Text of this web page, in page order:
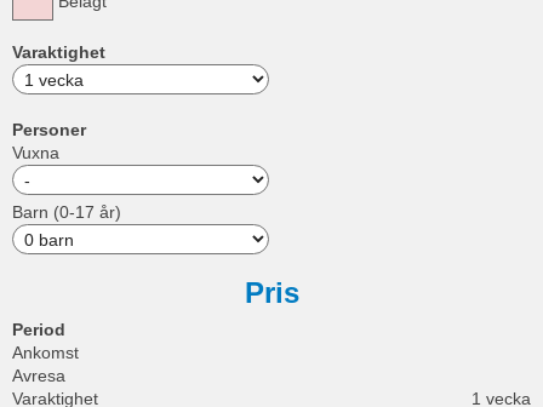
Varaktighet
Personer
Vuxna
Barn (0-17 år)
Pris
Period
Ankomst
Avresa
Varaktighet
1 vecka